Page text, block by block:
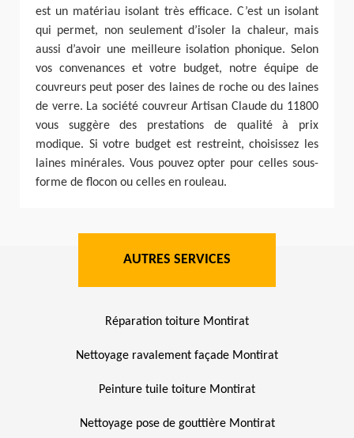
est un matériau isolant très efficace. C’est un isolant
qui permet, non seulement d’isoler la chaleur, mais
aussi d’avoir une meilleure isolation phonique. Selon
vos convenances et votre budget, notre équipe de
couvreurs peut poser des laines de roche ou des laines
de verre. La société couvreur Artisan Claude du 11800
vous suggère des prestations de qualité à prix
modique. Si votre budget est restreint, choisissez les
laines minérales. Vous pouvez opter pour celles sous-
forme de flocon ou celles en rouleau.
AUTRES SERVICES
Réparation toiture Montirat
Nettoyage ravalement façade Montirat
Peinture tuile toiture Montirat
Nettoyage pose de gouttière Montirat